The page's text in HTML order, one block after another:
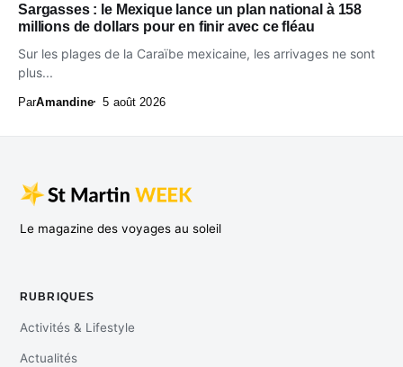
Sargasses : le Mexique lance un plan national à 158
millions de dollars pour en finir avec ce fléau
Sur les plages de la Caraïbe mexicaine, les arrivages ne sont
plus...
ParAmandine 5 août 2026
Le magazine des voyages au soleil
RUBRIQUES
Activités & Lifestyle
Actualités